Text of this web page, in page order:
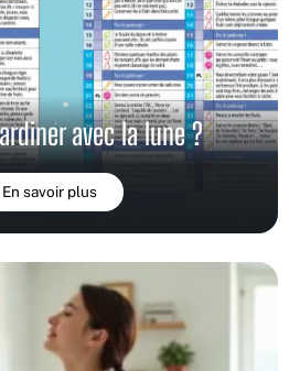
avec la lune ?
En savoir plus